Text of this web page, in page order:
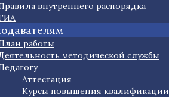
внутреннего распорядка
работы
методической службы
Аттестация
Курсы повышения квалификации